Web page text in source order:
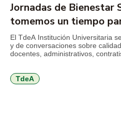
Jornadas de Bienestar
tomemos un tiempo
cuidarnos
El TdeA Institución Universitaria
y de conversaciones sobre
docentes, administrativos,
entre otros temas que invitan a
TdeA